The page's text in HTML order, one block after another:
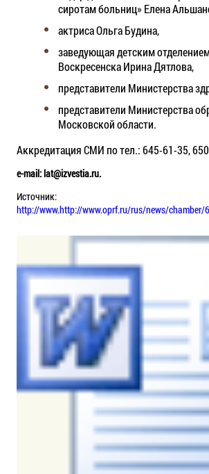
сиротам больниц» Елена
актриса Ольга Будина,
заведующая детским
Воскресенска Ирина Дятлова,
представители Министерства
представители Министерства
Московской области.
Аккредитация СМИ по тел.: 645-61-35,
e-mail: lat@izvestia.ru.
Источник:
http://www.http://www.oprf.ru/rus/news/